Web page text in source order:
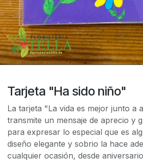
Tarjeta "Ha sido niño"
La tarjeta "La vida es mejor junto a
transmite un mensaje de aprecio y
para expresar lo especial que es
diseño elegante y sobrio la hace
cualquier ocasión, desde